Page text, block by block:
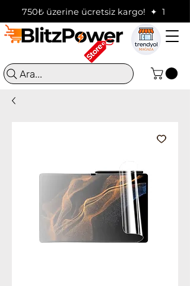
750₺ üzerine ücretsiz kargo!  ✦
Ara...